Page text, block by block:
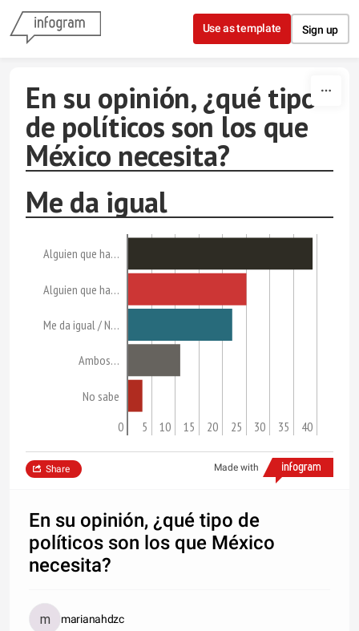
Skip to content
Use as template Sign up
En su opinión, ¿qué tipo
de políticos son los que
México necesita?
Me da igual
Alguien que ha…
Alguien que ha…
Me da igual / N…
Ambos…
No sabe
0 5 10 15 20 25 30 35 40
Made with
Share
En su opinión, ¿qué tipo de
políticos son los que México
necesita?
marianahdzc